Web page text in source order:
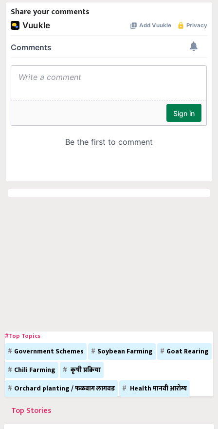
Share your comments
#Top Topics
Government Schemes Soybean Farming
Goat Rearing
Chili Farming
कृषी प्रक्रिया
Orchard planting / फळबाग लागवड
Health मानवी आरोग्य
Top Stories